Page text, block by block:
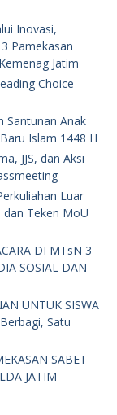
Inovasi,
Pamekasan
Jatim
Choice
Santunan Anak
Islam 1448 H
JJS, dan Aksi
Luar
dan Teken MoU
DI MTsN 3
SOSIAL DAN
UNTUK SISWA
Satu
SABET
JATIM